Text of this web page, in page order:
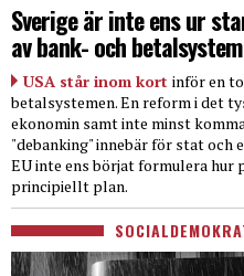
Sverige är inte ens ur
av bank- och betalsystem
USA står inom kort inför en
betalsystemen. En reform i det
ekonomin samt inte minst
"debanking" innebär för stat och
EU inte ens börjat formulera
principiellt plan.